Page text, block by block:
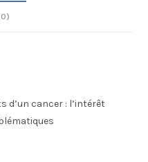
d’un cancer : l’intérêt